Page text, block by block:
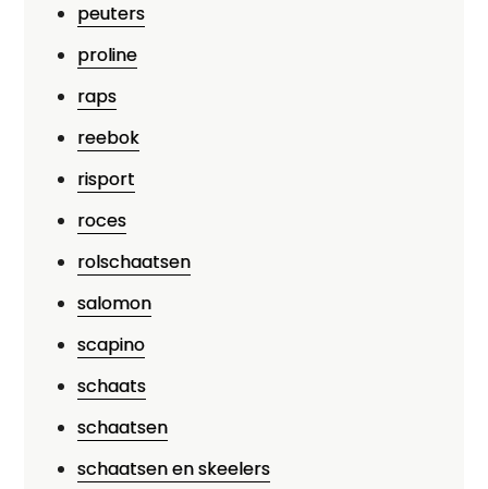
peuters
proline
raps
reebok
risport
roces
rolschaatsen
salomon
scapino
schaats
schaatsen
schaatsen en skeelers